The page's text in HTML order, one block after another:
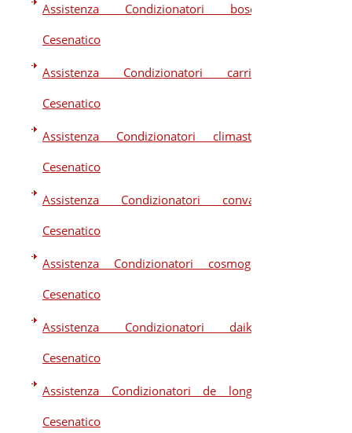
Assistenza Condizionatori bosch
Cesenatico
Assistenza Condizionatori carrier
Cesenatico
Assistenza Condizionatori climastar
Cesenatico
Assistenza Condizionatori convair
Cesenatico
Assistenza Condizionatori cosmogas
Cesenatico
Assistenza Condizionatori daikin
Cesenatico
Assistenza Condizionatori de longhi
Cesenatico